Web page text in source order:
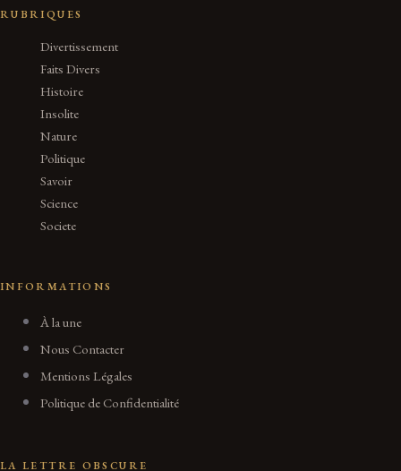
RUBRIQUES
Divertissement
Faits Divers
Histoire
Insolite
Nature
Politique
Savoir
Science
Societe
INFORMATIONS
À la une
Nous Contacter
Mentions Légales
Politique de Confidentialité
LA LETTRE OBSCURE